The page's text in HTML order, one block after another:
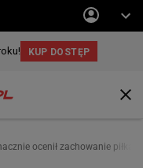
ocenił zachowanie